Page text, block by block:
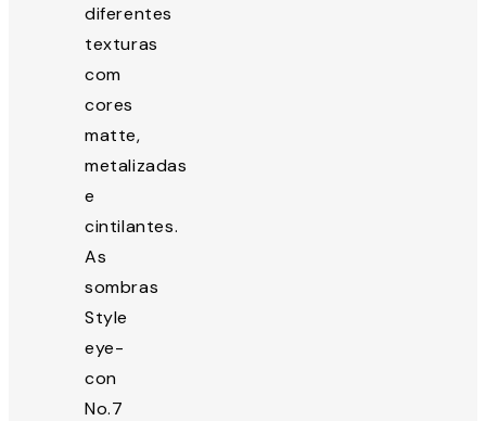
diferentes
texturas
com
cores
matte,
metalizadas
e
cintilantes.
As
sombras
Style
eye-
con
No.7